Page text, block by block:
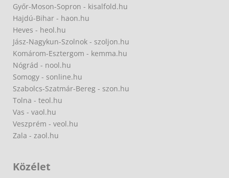
Győr-Moson-Sopron - kisalfold.hu
Hajdú-Bihar - haon.hu
Heves - heol.hu
Jász-Nagykun-Szolnok - szoljon.hu
Komárom-Esztergom - kemma.hu
Nógrád - nool.hu
Somogy - sonline.hu
Szabolcs-Szatmár-Bereg - szon.hu
Tolna - teol.hu
Vas - vaol.hu
Veszprém - veol.hu
Zala - zaol.hu
Közélet